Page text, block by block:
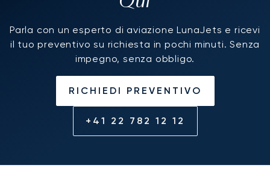
Parla con un esperto di aviazione LunaJets e ricevi
il tuo preventivo su richiesta in pochi minuti. Senza
impegno, senza obbligo.
RICHIEDI PREVENTIVO
+41 22 782 12 12